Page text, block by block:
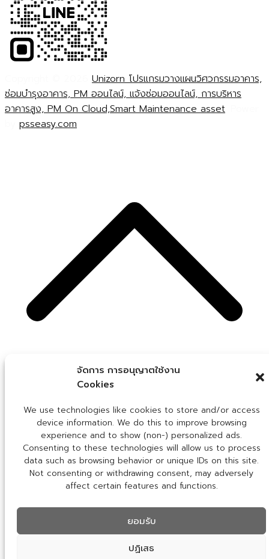
จัดการ การอนุญาตใช้งาน
Cookies
We use technologies like cookies to store and/or access
device information. We do this to improve browsing
experience and to show (non-) personalized ads.
Consenting to these technologies will allow us to process
data such as browsing behavior or unique IDs on this site.
Not consenting or withdrawing consent, may adversely
affect certain features and functions.
ยอมรับ
ปฏิเสธ
Unizorn โปรแกรมวางแผนวิศวกรรมอาคาร,
ซ่อมบำรุงอาคาร, PM ออนไลน์, แจ้งซ่อมออนไลน์, การบริหาร
อาคารสูง, PM On Cloud,Smart Maintenance asset
psseasy.com
We use cookies to measure marketing efforts and
improve our services. Please review the cookie settings
and confirm your choice.
Accept cookies Reject cookies Privacy policy